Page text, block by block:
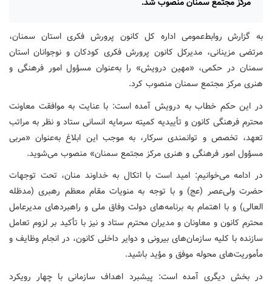
به گزارش روابط‌عمومی اداره کل کانون پرورش فکری استان سمنان،
مرتضی مزینانی، مدیرکل کانون پرورش فکری کودکان و نوجوانان استان
سمنان در حکمی، «مهین درویش» را به‌عنوان مسؤول امور فرهنگی و
هنری مرکز مجتمع سمنان منصوب کرد.
در این حکم خطاب به درویش آمده است: با عنایت به موافقت‌ معاونت
محترم فرهنگی کانون و تأییدیه کمیته سرمایه انسانی ستاد و نظر به مراتب
تعهد، تخصص و توانمندی سرکار، به موجب این ابلاغ به‌عنوان «مربی
مسؤول امور فرهنگی و هنری مرکز مجتمع سمنان» منصوب می‌شوید.
در ادامه می‌خوانیم: امید است با اتکال به خداوند منان، تحت توجهات
حضرت ولی‌عصر (عج) و با توجه به منویات مقام معظم رهبری (مدظله
العالی) و با اهتمام به برنامه‌های دولت وفاق ملی و راهبردهای مدیرعامل
محترم کانون و معاونان و مدیران محترم ستاد و نیز با تأکید بر لزوم تعامل
سازنده با کلیه سازمان‌های بیرونی و دوایر داخلی کانون، در انجام وظایف و
مأموریت‌های محوله موفق و مؤید باشید.
در بخش دیگری آمده است: پیشبرد اهداف سازمانی با چهار رویکرد